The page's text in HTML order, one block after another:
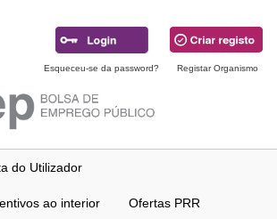
Esqueceu-se da password? Registar Organismo
do Utilizador
ao interior Ofertas PRR